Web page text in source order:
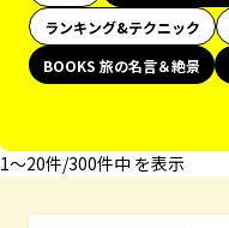
ランキング&テクニック
BOOKS 旅の名言＆絶景
1〜20件/300件中 を表示